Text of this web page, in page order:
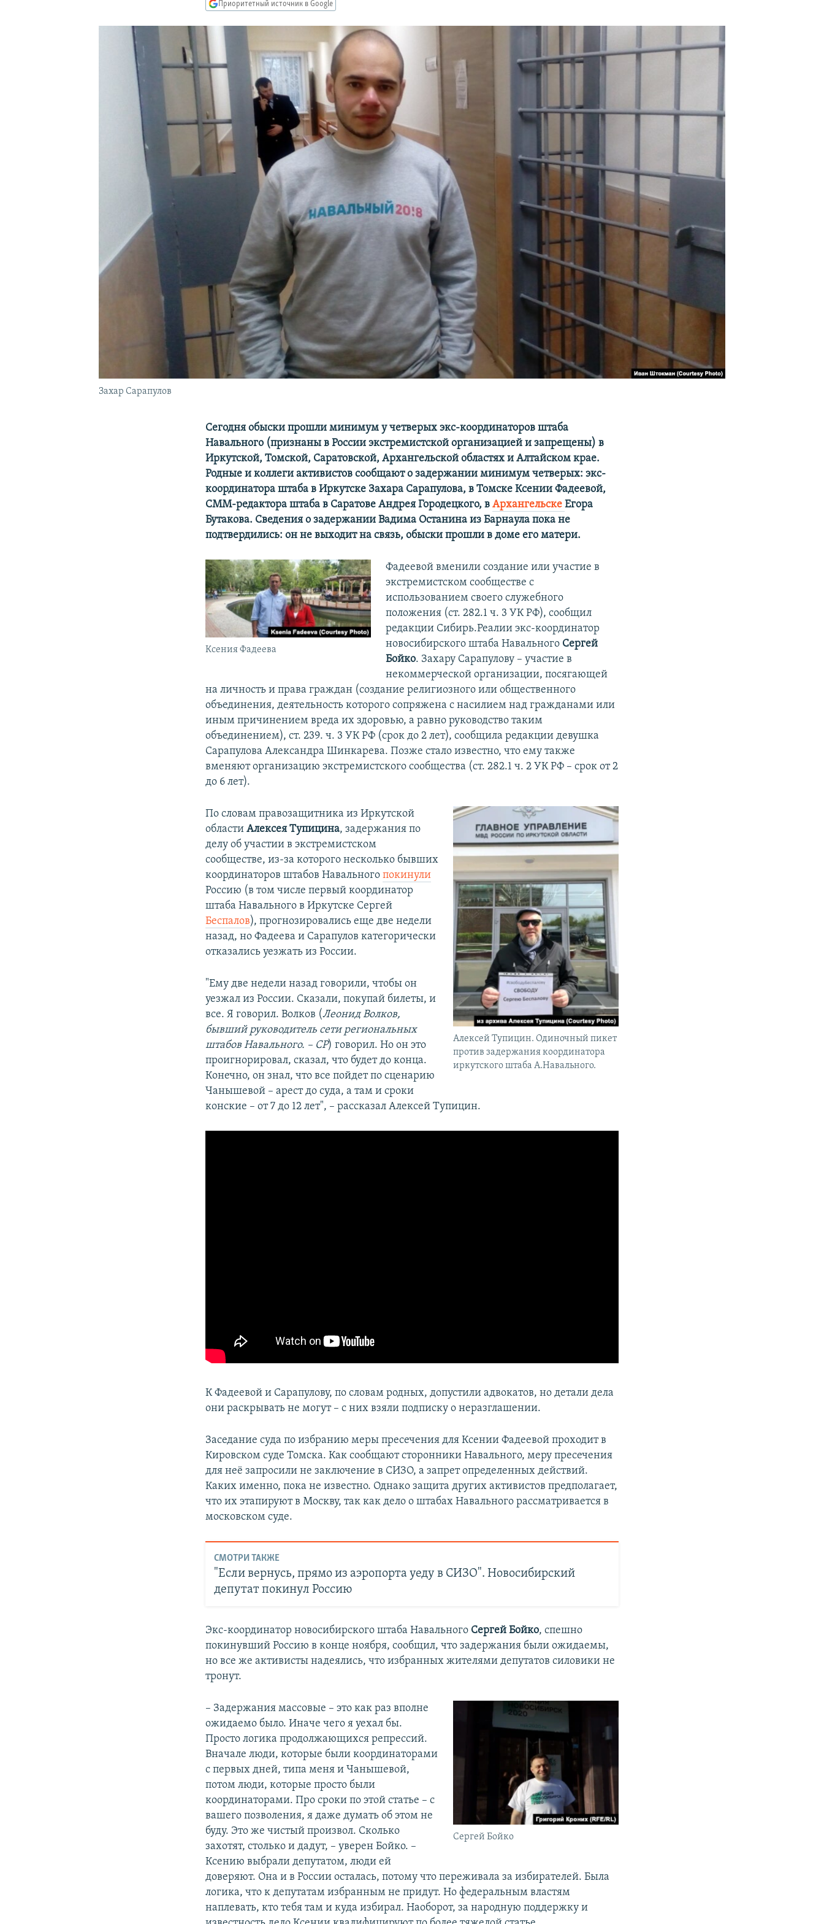
ПОДПИШИТЕСЬ НА РАССЫЛКУ
Приоритетный источник в Google
Захар Сарапулов
Сегодня обыски прошли минимум у четверых экс-координаторов штаба
Навального (признаны в России экстремистской организацией и запрещены) в
Иркутской, Томской, Саратовской, Архангельской областях и Алтайском крае.
Родные и коллеги активистов сообщают о задержании минимум четверых: экс-
координатора штаба в Иркутске Захара Сарапулова, в Томске Ксении Фадеевой,
СММ-редактора штаба в Саратове Андрея Городецкого, вАрхангельскеЕгора
Бутакова. Сведения о задержании Вадима Останина из Барнаула пока не
подтвердились: он не выходит на связь, обыски прошли в доме его матери.
Ксения Фадеева
Фадеевой вменили создание или участие в
экстремистском сообществе с
использованием своего служебного
положения (ст. 282.1 ч. 3 УК РФ), сообщил
редакции Сибирь.Реалии экс-координатор
новосибирского штаба Навального Сергей
Бойко. Захару Сарапулову – участие в
некоммерческой организации, посягающей
на личность и права граждан (создание религиозного или общественного
объединения, деятельность которого сопряжена с насилием над гражданами или
иным причинением вреда их здоровью, а равно руководство таким
объединением), ст. 239. ч. 3 УК РФ (срок до 2 лет), сообщила редакции девушка
Сарапулова Александра Шинкарева. Позже стало известно, что ему также
вменяют организацию экстремистского сообщества (ст. 282.1 ч. 2 УК РФ – срок от 2
до 6 лет).
Алексей Тупицин. Одиночный пикет
против задержания координатора
иркутского штаба А.Навального.
По словам правозащитника из Иркутской
областиАлексея Тупицина, задержания по
делу об участии в экстремистском
сообществе, из-за которого несколько бывших
координаторов штабов Навальногопокинули
Россию (в том числе первый координатор
штаба Навального в Иркутске Сергей
Беспалов), прогнозировались еще две недели
назад, но Фадеева и Сарапулов категорически
отказались уезжать из России.
"Ему две недели назад говорили, чтобы он
уезжал из России. Сказали, покупай билеты, и
все. Я говорил. Волков (Леонид Волков,
бывший руководитель сети региональных
штабов Навального. – СР) говорил. Но он это
проигнорировал, сказал, что будет до конца.
Конечно, он знал, что все пойдет по сценарию
Чанышевой – арест до суда, а там и сроки
конские – от 7 до 12 лет", – рассказал Алексей Тупицин.
К Фадеевой и Сарапулову, по словам родных, допустили адвокатов, но детали дела
они раскрывать не могут – с них взяли подписку о неразглашении.
Заседание суда по избранию меры пресечения для Ксении Фадеевой проходит в
Кировском суде Томска. Как сообщают сторонники Навального, меру пресечения
для неё запросили не заключение в СИЗО, а запрет определенных действий.
Каких именно, пока не известно. Однако защита других активистов предполагает,
что их этапируют в Москву, так как дело о штабах Навального рассматривается в
московском суде.
СМОТРИ ТАКЖЕ
"Если вернусь, прямо из аэропорта уеду в СИЗО". Новосибирский
депутат покинул Россию
Экс-координатор новосибирского штаба Навального Сергей Бойко, спешно
покинувший Россию в конце ноября, сообщил, что задержания были ожидаемы,
но все же активисты надеялись, что избранных жителями депутатов силовики не
тронут.
Сергей Бойко
– Задержания массовые – это как раз вполне
ожидаемо было. Иначе чего я уехал бы.
Просто логика продолжающихся репрессий.
Вначале люди, которые были координаторами
с первых дней, типа меня и Чанышевой,
потом люди, которые просто были
координаторами. Про сроки по этой статье – с
вашего позволения, я даже думать об этом не
буду. Это же чистый произвол. Сколько
захотят, столько и дадут, – уверен Бойко. –
Ксению выбрали депутатом, люди ей
доверяют. Она и в России осталась, потому что переживала за избирателей. Была
логика, что к депутатам избранным не придут. Но федеральным властям
наплевать, кто тебя там и куда избирал. Наоборот, за народную поддержку и